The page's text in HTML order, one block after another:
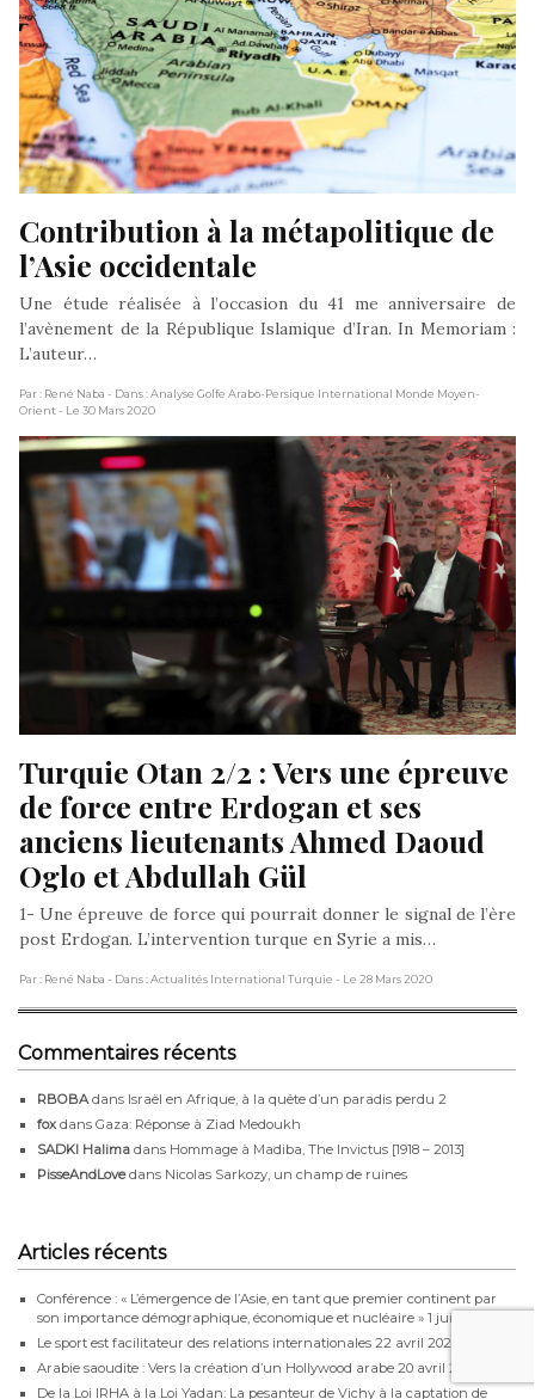
Contribution à la métapolitique de
l’Asie occidentale
Une étude réalisée à l’occasion du 41 me anniversaire de
l’avènement de la République Islamique d’Iran. In Memoriam :
L’auteur…
Par : René Naba - Dans : Analyse Golfe Arabo-Persique International Monde Moyen-
Orient- Le 30 Mars 2020
Turquie Otan 2/2 : Vers une épreuve
de force entre Erdogan et ses
anciens lieutenants Ahmed Daoud
Oglo et Abdullah Gül
1- Une épreuve de force qui pourrait donner le signal de l’ère
post Erdogan. L’intervention turque en Syrie a mis…
Par : René Naba - Dans : Actualités International Turquie - Le 28 Mars 2020
Commentaires récents
RBOBAdans Israël en Afrique, à la quête d’un paradis perdu 2
fox dans Gaza: Réponse à Ziad Medoukh
SADKI Halima dans Hommage à Madiba, The Invictus [1918 – 2013]
PisseAndLovedans Nicolas Sarkozy, un champ de ruines
Articles récents
Conférence : « L’émergence de l’Asie, en tant que premier continent par
son importance démographique, économique et nucléaire » 1 juillet 2026
Le sport est facilitateur des relations internationales 22 avril 2026
Arabie saoudite : Vers la création d’un Hollywood arabe 20 avril 2026
De la Loi IRHA à la Loi Yadan: La pesanteur de Vichy à la captation de